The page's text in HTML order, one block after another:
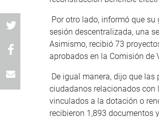
Por otro lado, informó que
sesión descentralizada, una
Asimismo, recibió 73
aprobados en la Comisión de
De igual manera, dijo que
ciudadanos relacionados con
vinculados a la dotación o
recibieron 1,893 documentos